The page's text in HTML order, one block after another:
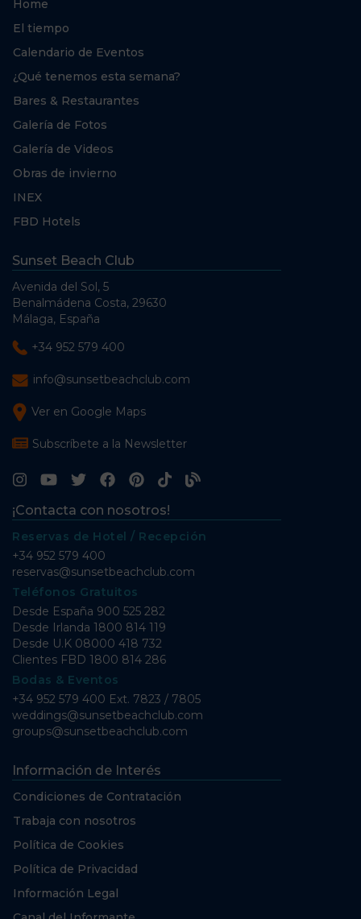
Home
El tiempo
Calendario de Eventos
¿Qué tenemos esta semana?
Bares & Restaurantes
Galería de Fotos
Galería de Videos
Obras de invierno
INEX
FBD Hotels
Sunset Beach Club
Avenida del Sol, 5
Benalmádena Costa, 29630
Málaga, España
+34 952 579 400
info@sunsetbeachclub.com
Ver en Google Maps
Subscríbete a la Newsletter
¡Contacta con nosotros!
Reservas de Hotel / Recepción
+34 952 579 400
reservas@sunsetbeachclub.com
Teléfonos Gratuitos
Desde España 900 525 282
Desde Irlanda 1800 814 119
Desde U.K 08000 418 732
Clientes FBD 1800 814 286
Bodas & Eventos
+34 952 579 400 Ext. 7823 / 7805
weddings@sunsetbeachclub.com
groups@sunsetbeachclub.com
Información de Interés
Condiciones de Contratación
Trabaja con nosotros
Política de Cookies
Política de Privacidad
Información Legal